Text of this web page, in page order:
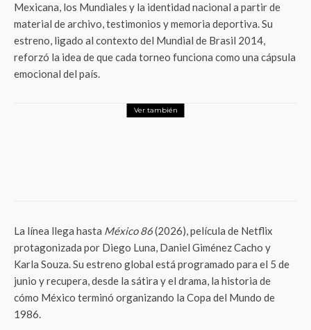
Mexicana, los Mundiales y la identidad nacional a partir de
material de archivo, testimonios y memoria deportiva. Su
estreno, ligado al contexto del Mundial de Brasil 2014,
reforzó la idea de que cada torneo funciona como una cápsula
emocional del país.
Ver también
La línea llega hasta México 86(2026), película de Netflix
protagonizada por Diego Luna, Daniel Giménez Cacho y
Karla Souza. Su estreno global está programado para el 5 de
junio y recupera, desde la sátira y el drama, la historia de
cómo México terminó organizando la Copa del Mundo de
1986.